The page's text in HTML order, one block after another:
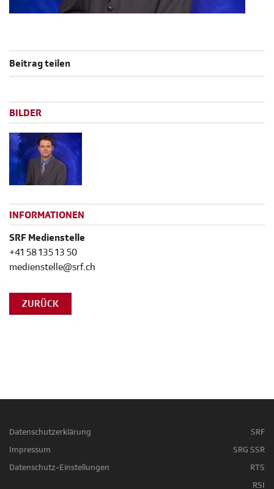
Beitrag teilen
BILDER
INFORMATIONEN
SRF Medienstelle
+41 58 135 13 50
medienstelle@srf.ch
ZURÜCK
Datenschutzerklärung
Impressum
Datenschutz-Einstellungen
SRF
SRG SSR
RTS
RSI